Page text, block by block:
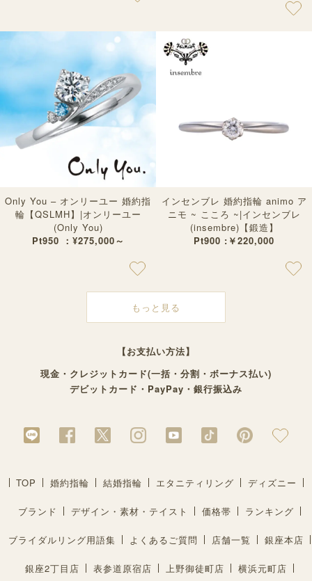
Only You – オンリーユー 婚約指
輪【QSLMH】|オンリーユー
(Only You)
Pt950 ：¥275,000～
インセンブレ 婚約指輪 animo ア
ニモ ~ こころ ~|インセンブレ
(insembre)【鍛造】
Pt900 :￥220,000
もっと見る
【お支払い方法】
現金・クレジットカード(一括・分割・ボーナス払い)
デビットカード・PayPay・銀行振込み
TOP 婚約指輪 結婚指輪 エタニティリング ディズニー
ブランド デザイン・素材・テイスト 価格帯 ランキング
ブライダルリング用語集 よくあるご質問 店舗一覧 銀座本店
銀座2丁目店 表参道原宿店 上野御徒町店 横浜元町店